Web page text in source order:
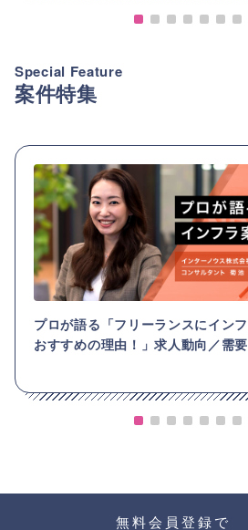
Special Feature
案件特集
プロが語る「フリーランスにイン
おすすめの理由！」求人動向／需
無料会員登録で